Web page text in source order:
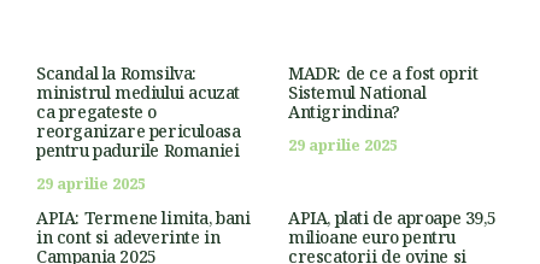
Scandal la Romsilva:
ministrul mediului acuzat
ca pregateste o
reorganizare periculoasa
pentru padurile Romaniei
29 aprilie 2025
MADR: de ce a fost oprit
Sistemul National
Antigrindina?
29 aprilie 2025
APIA: Termene limita, bani
in cont si adeverinte in
Campania 2025
APIA, plati de aproape 39,5
milioane euro pentru
crescatorii de ovine si